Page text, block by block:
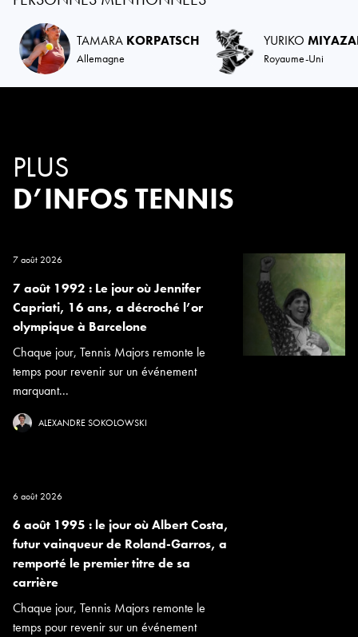
TAMARA KORPATSCH
Allemagne
YURIKO
Royaume-Uni
PLUS
D’INFOS TENNIS
7 août 2026
7 août 1992 : Le jour où Jennifer
Capriati, 16 ans, a décroché l’or
olympique à Barcelone
Chaque jour, Tennis Majors remonte le
temps pour revenir sur un événement
marquant...
ALEXANDRE SOKOLOWSKI
6 août 2026
6 août 1995 : le jour où Albert Costa,
futur vainqueur de Roland-Garros, a
remporté le premier titre de sa
carrière
Chaque jour, Tennis Majors remonte le
temps pour revenir sur un événement